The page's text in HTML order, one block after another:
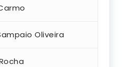
Oliveira